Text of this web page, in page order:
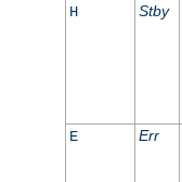
H Stby
E Err